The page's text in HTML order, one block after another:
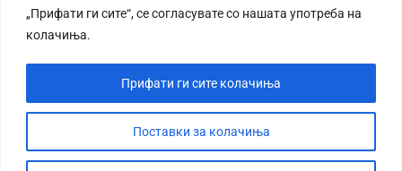
„Прифати ги сите“, се согласувате со нашата употреба на
колачиња.
Поставки за колачиња
Прифати ги сите колачиња